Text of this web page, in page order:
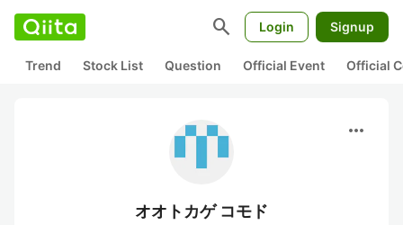
search Login Signup
Trend Stock List Question Official Event Official
more_horiz
オオトカゲ コモド